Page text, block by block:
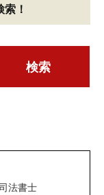
！
法書士